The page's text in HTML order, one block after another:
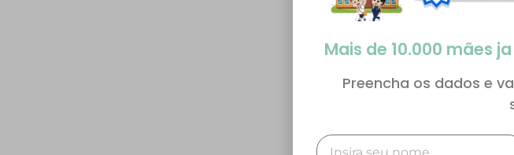
Mais de 10.000 mães
Preencha os dados e